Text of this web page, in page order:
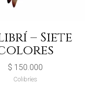
– Siete
$ 150.000
Colibríes